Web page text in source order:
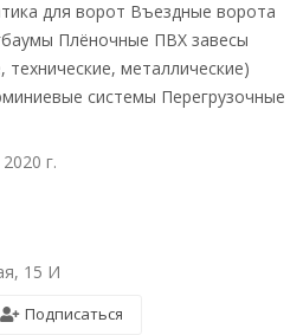
для ворот Въездные ворота
Плёночные ПВХ завесы
металлические)
системы Перегрузочные
г.
15 И
Подписаться